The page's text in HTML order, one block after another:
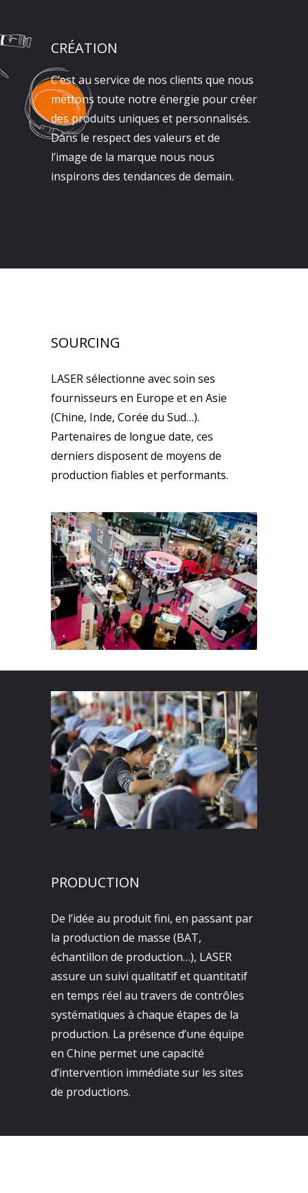
CRÉATION
C’est au service de nos clients que nous
mettons toute notre énergie pour créer
des produits uniques et personnalisés.
Dans le respect des valeurs et de
l’image de la marque nous nous
inspirons des tendances de demain.
SOURCING
LASER sélectionne avec soin ses
fournisseurs en Europe et en Asie
(Chine, Inde, Corée du Sud…).
Partenaires de longue date, ces
derniers disposent de moyens de
production fiables et performants.
PRODUCTION
De l’idée au produit fini, en passant par
la production de masse (BAT,
échantillon de production…), LASER
assure un suivi qualitatif et quantitatif
en temps réel au travers de contrôles
systématiques à chaque étapes de la
production. La présence d’une équipe
en Chine permet une capacité
d’intervention immédiate sur les sites
de productions.